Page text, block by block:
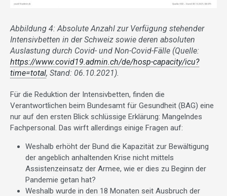
Abbildung 4: Absolute Anzahl zur Verfügung stehender
Intensivbetten in der Schweiz sowie deren absoluten
Auslastung durch Covid- und Non-Covid-Fälle (Quelle:
https://www.covid19.admin.ch/de/hosp-capacity/icu?
time=total, Stand: 06.10.2021).
Für die Reduktion der Intensivbetten, finden die
Verantwortlichen beim Bundesamt für Gesundheit (BAG) eine
nur auf den ersten Blick schlüssige Erklärung: Mangelndes
Fachpersonal. Das wirft allerdings einige Fragen auf:
Weshalb erhöht der Bund die Kapazität zur Bewältigung
der angeblich anhaltenden Krise nicht mittels
Assistenzeinsatz der Armee, wie er dies zu Beginn der
Pandemie getan hat?
Weshalb wurde in den 18 Monaten seit Ausbruch der